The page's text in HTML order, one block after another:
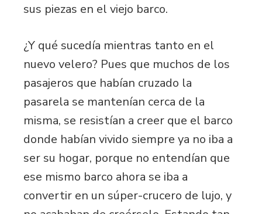
sus piezas en el viejo barco.
¿Y qué sucedía mientras tanto en el
nuevo velero? Pues que muchos de los
pasajeros que habían cruzado la
pasarela se mantenían cerca de la
misma, se resistían a creer que el barco
donde habían vivido siempre ya no iba a
ser su hogar, porque no entendían que
ese mismo barco ahora se iba a
convertir en un súper-crucero de lujo, y